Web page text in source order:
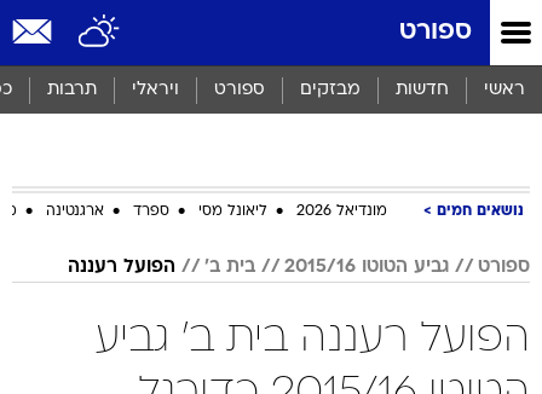
ספורט
ראשי חדשות מבזקים ספורט ויראלי תרבות
נושאים חמים מונדיאל 2026 ליאונל מסי ספרד ארגנטינה
ספורט גביע הטוטו 2015/16 בית ב' הפועל רעננה
הפועל רעננה בית ב' גביע